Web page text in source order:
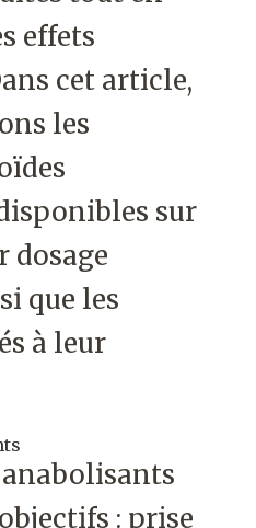
effets
cet article,
les
sur
dosage
que les
à leur
anabolisants
: prise